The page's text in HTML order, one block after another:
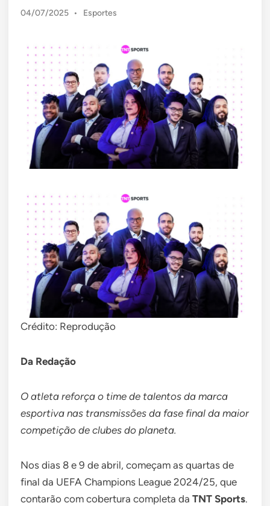
04/07/2025 •
Posted
Esportes
Crédito: Reprodução
Da Redação
O atleta reforça o time de talentos da marca
esportiva nas transmissões da fase final da maior
competição de clubes do planeta.
Nos dias 8 e 9 de abril, começam as quartas de
final da UEFA Champions League 2024/25, que
contarão com cobertura completa da TNT Sports.